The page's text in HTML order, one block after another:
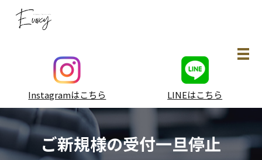
Instagramはこちら LINEはこちら
メ
ご新規様の受付一旦停止